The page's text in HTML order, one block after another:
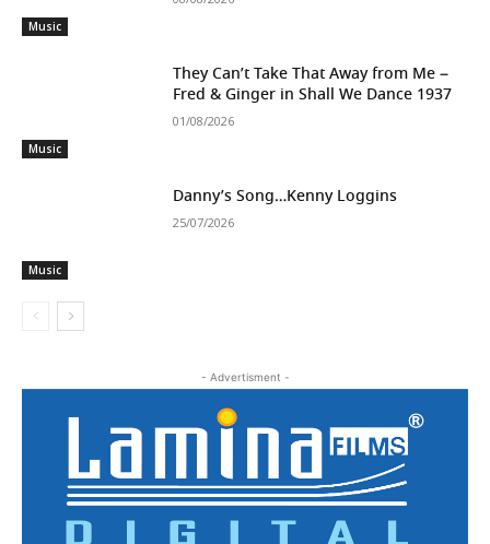
Music
Music
They Can’t Take That Away from Me –
Fred & Ginger in Shall We Dance 1937
01/08/2026
Music
Danny’s Song…Kenny Loggins
25/07/2026
- Advertisment -